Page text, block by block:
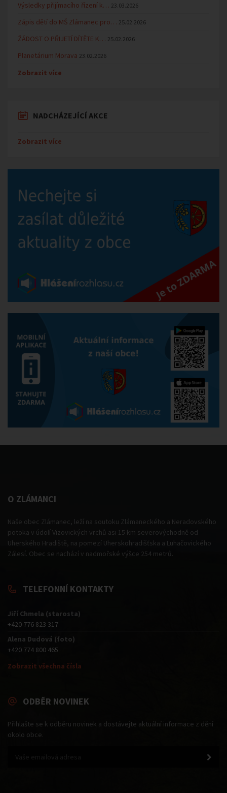
Výsledky přijímacího řízení k… 23.03.2026
Zápis dětí do MŠ Zlámanec pro… 25.02.2026
ŽÁDOST O PŘIJETÍ DÍTĚTE K… 25.02.2026
Planetárium Morava 23.02.2026
Zobrazit více
NADCHÁZEJÍCÍ AKCE
Zobrazit více
O ZLÁMANCI
Naše obec Zlámanec, leží na soutoku Zlámaneckého a Neradovského
potoka v údolí Vizovických vrchů asi 15 km severovýchodně od
Uherského Hradiště, na pomezí Uherskohradišťska a Luhačovického
Zálesí. Obec se nachází v nadmořské výšce 254 metrů.
TELEFONNÍ KONTAKTY
Jiří Chmela (starosta)
+420 776 823 317
Alena Dudová (foto)
+420 774 800 465
Zobrazit všechna čísla
ODBĚR NOVINEK
Přihlašte se k odběru novinek a dostávejte aktuální informace z dění
okolo obce.